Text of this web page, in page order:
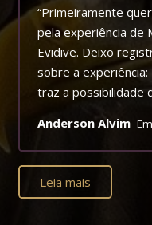
“Primeiramente
pela experiência de
Evidive. Deixo
sobre a experiência:
traz a possibilidade
para os
sentidos e
possibilitando
comunicação e
Anderson Alvim
Leia mais